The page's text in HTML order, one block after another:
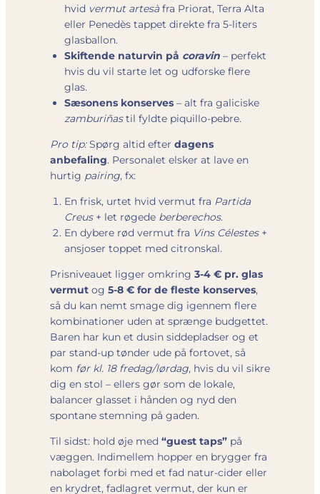
hvid vermut artesàfra Priorat, Terra Alta
eller Penedès tappet direkte fra 5-liters
glasballon.
Skiftende naturvin på coravin – perfekt
hvis du vil starte let og udforske flere
glas.
Sæsonens konserves – alt fra galiciske
zamburiñastil fyldte piquillo-pebre.
Pro tip:Spørg altid efter dagens
anbefaling. Personalet elsker at lave en
hurtig pairing, fx:
En frisk, urtet hvid vermut fra Partida
Creus+ let røgede berberechos.
En dybere rød vermut fra Vins Célestes+
ansjoser toppet med citronskal.
Prisniveauet ligger omkring 3-4 € pr. glas
vermut og 5-8 € for de fleste konserves,
så du kan nemt smage dig igennem flere
kombinationer uden at sprænge budgettet.
Baren har kun et dusin siddepladser og et
par stand-up tønder ude på fortovet, så
kom før kl. 18 fredag/lørdag, hvis du vil sikre
dig en stol – ellers gør som de lokale,
balancer glasset i hånden og nyd den
spontane stemning på gaden.
Til sidst: hold øje med “guest taps” på
væggen. Indimellem hopper en brygger fra
nabolaget forbi med et fad natur-cider eller
en krydret, fadlagret vermut, der kun er